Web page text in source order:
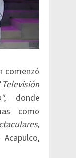
comenzó
Televisión
donde
como